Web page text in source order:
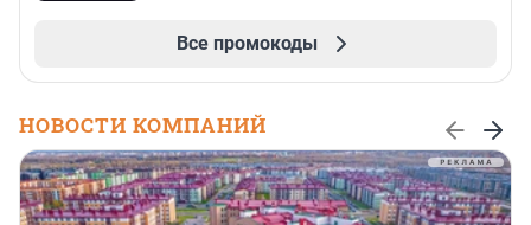
Все промокоды
НОВОСТИ КОМПАНИЙ